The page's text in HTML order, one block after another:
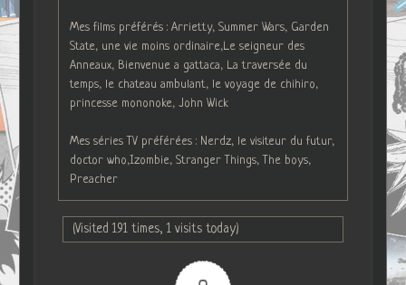
Mes films préférés : Arrietty, Summer Wars, Garden
State, une vie moins ordinaire,Le seigneur des
Anneaux, Bienvenue a gattaca, La traversée du
temps, le chateau ambulant, le voyage de chihiro,
princesse mononoke, John Wick
Mes séries TV préférées : Nerdz, le visiteur du futur,
doctor who,Izombie, Stranger Things, The boys,
Preacher
(Visited 191 times, 1 visits today)